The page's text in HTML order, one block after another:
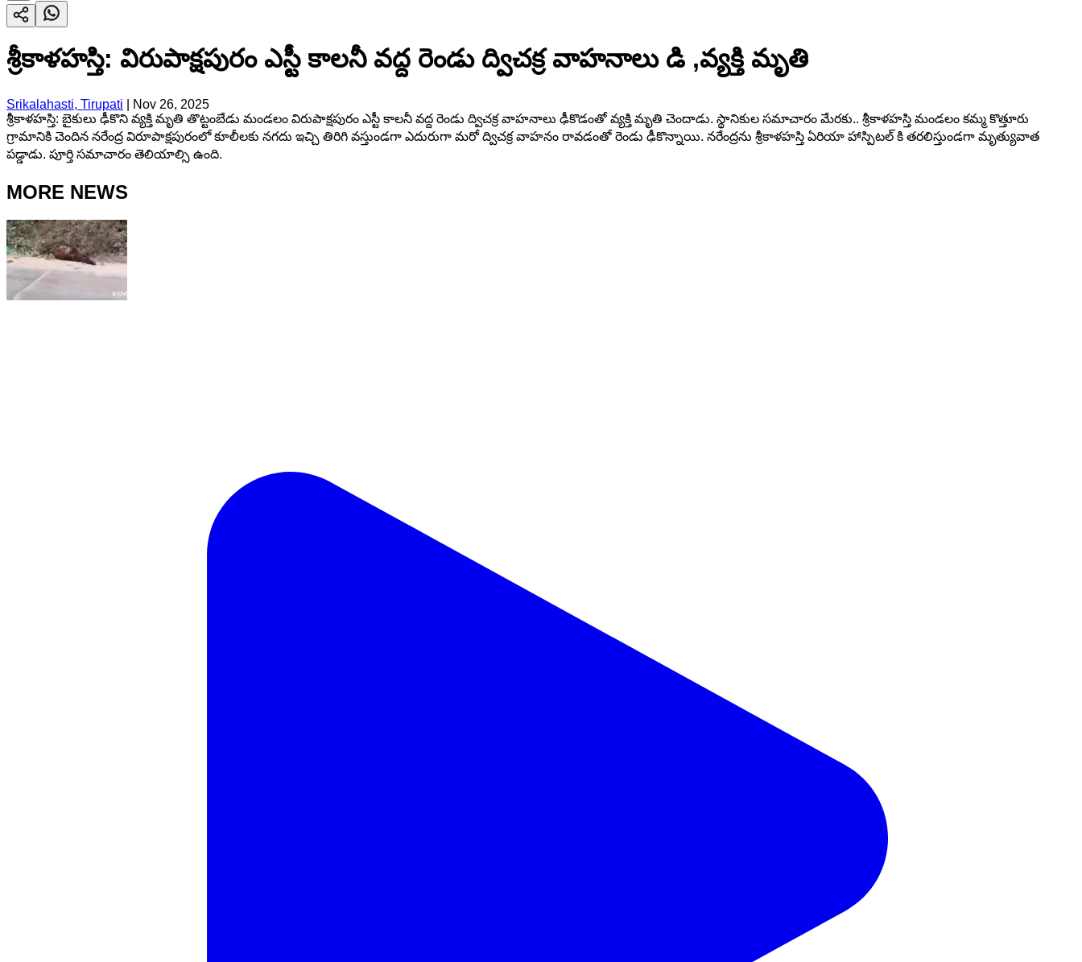
శ్రీకాళహస్తి: విరుపాక్షపురం ఎస్టీ కాలనీ వద్ద రెండు ద్విచక్ర వాహనాలు డి ,వ్యక్తి మృతి
Srikalahasti, Tirupati
Nov 26, 2025
శ్రీకాళహస్తి: బైకులు ఢీకొని వ్యక్తి మృతి తొట్టంబేడు మండలం విరుపాక్షపురం ఎస్టీ కాలనీ వద్ద రెండు ద్విచక్ర వాహనాలు ఢీకొడంతో వ్యక్తి మృతి చెందాడు. స్థానికుల సమాచారం మేరకు.. శ్రీకాళహస్తి మండలం కమ్మ కొత్తూరు
గ్రామానికి చెందిన నరేంద్ర విరూపాక్షపురంలో కూలీలకు నగదు ఇచ్చి తిరిగి వస్తుండగా ఎదురుగా మరో ద్విచక్ర వాహనం రావడంతో రెండు ఢీకొన్నాయి. నరేంద్రను శ్రీకాళహస్తి ఏరియా హాస్పిటల్ కి తరలిస్తుండగా మృత్యువాత
పడ్డాడు. పూర్తి సమాచారం తెలియాల్సి ఉంది.
MORE NEWS